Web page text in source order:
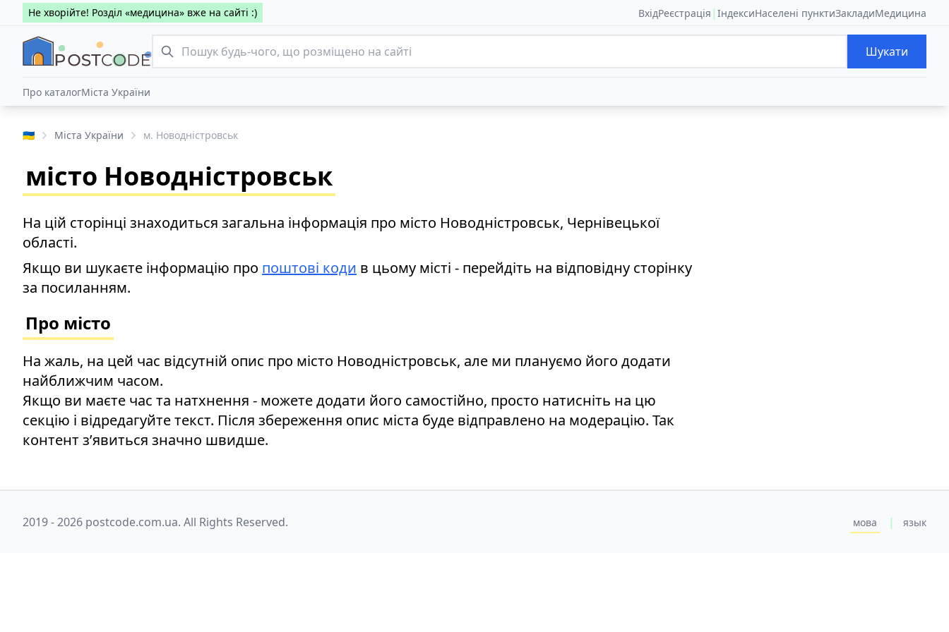
Не хворійте! Розділ «медицина» вже на сайті :) ВхідРеєстрація | ІндексиНаселені пунктиЗакладиМедицина
Шукати
Про каталогМіста України
🇺🇦 Міста України м. Новодністровськ
місто Новодністровськ
На цій сторінці знаходиться загальна інформація про місто Новодністровськ, Чернівецької
області.
Якщо ви шукаєте інформацію про поштові коди в цьому місті - перейдіть на відповідну сторінку
за посиланням.
Про місто
На жаль, на цей час відсутній опис про місто Новодністровськ, але ми плануємо його додати
найближчим часом.
Якщо ви маєте час та натхнення - можете додати його самостійно, просто натисніть на цю
секцію і відредагуйте текст. Після збереження опис міста буде відправлено на модерацію. Так
контент зʼявиться значно швидше.
2019 - 2026 postcode.com.ua. All Rights Reserved. мова | язык